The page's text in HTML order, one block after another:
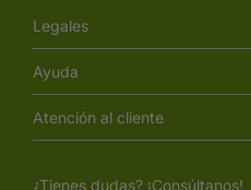
Legales
Ayuda
Atención al cliente
¿Tienes dudas? ¡Consúltanos!